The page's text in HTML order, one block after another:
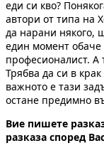
еди си кво?
автори от типа на
да нарани някого,
един момент обаче
професионалист. А
Трябва да си в
важното е тази
остане предимно
Вие пишете
разказа според